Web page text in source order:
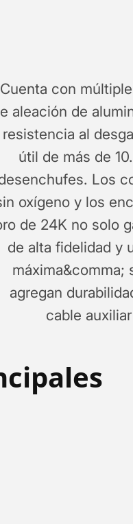
Cuenta con
aleación de
resistencia al
útil de más de
Los
oxígeno y los
de 24K no solo
de alta fidelidad y
máxima&comma;
agregan
cable